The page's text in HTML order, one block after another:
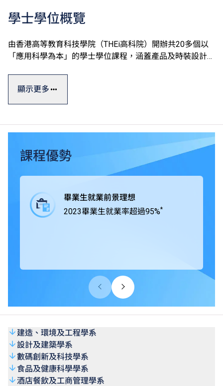
學士學位概覽
由香港高等教育科技學院（THEi高科院）開辦共20多個以
「應用科學為本」的學士學位課程，涵蓋產品及時裝設計、
碼科技及創新商業七大學術領域。
知識，透過應用科學為本的教學方式及着重應用的課程設
計，確保學生能夠做到融會貫通，學以致用。THEi透過與
業界緊密合作，在課程中為學生提供工作綜合學習（Work-
integrated Learning, WIL），學生得以通過專題研習積極與
業界合作，獲取實戰經驗，所掌握的專業技術及知識可以應
THEi高科院所有學士學位課程均獲香港學術及職業資歷評
顯示更多
課程優勢
畢業生就業前景理想
2023畢業生就業率超過95%*
建造、環境及工程學系
設計及建築學系
數碼創新及科技學系
食品及健康科學學系
酒店餐飲及工商管理學系